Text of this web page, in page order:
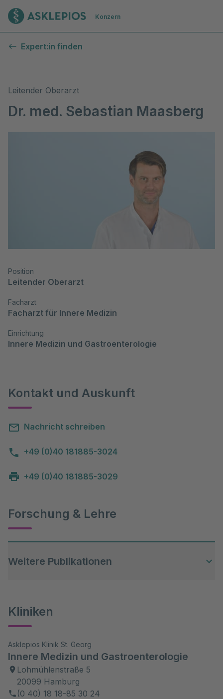
Zur Startseite
Konzern
Expert:in finden
Leitender Oberarzt
Dr. med. Sebastian Maasberg
Position
Leitender Oberarzt
Facharzt
Facharzt für Innere Medizin
Einrichtung
Innere Medizin und Gastroenterologie
Kontakt und Auskunft
Nachricht schreiben
+49 (0)40 181885-3024
+49 (0)40 181885-3029
Forschung & Lehre
Weitere Publikationen
Kliniken
Asklepios Klinik St. Georg
Innere Medizin und Gastroenterologie
Lohmühlenstraße 5
20099 Hamburg
(0 40) 18 18-85 30 24